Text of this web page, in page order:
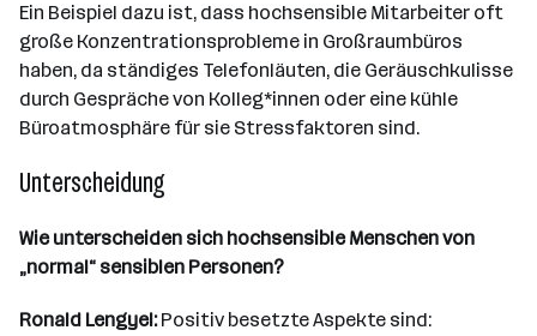
Ein Beispiel dazu ist, dass hochsensible Mitarbeiter oft
große Konzentrationsprobleme in Großraumbüros
haben, da ständiges Telefonläuten, die Geräuschkulisse
durch Gespräche von Kolleg*innen oder eine kühle
Büroatmosphäre für sie Stressfaktoren sind.
Unterscheidung
Wie unterscheiden sich hochsensible Menschen von
„normal“ sensiblen Personen?
Ronald Lengyel:Positiv besetzte Aspekte sind: